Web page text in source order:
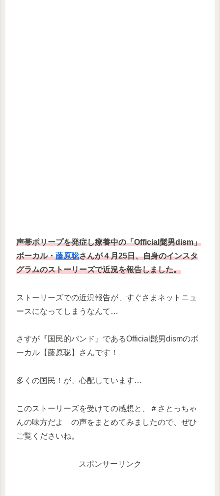
声帯ポリープを発症し療養中の「Official髭男dism」
ボーカル・藤原聡さんが４月25日、自身のインスタ
グラムのストーリーズで近況を報告しました。
ストーリーズでの近況報告が、すぐさまネットニュ
ースになってしまうなんて…
さすが『国民的バンド』であるOfficial髭男dismのボ
ーカル【藤原聡】さんです！
多くの国民！が、心配しています…
このストーリーズを受けての感想と、＃さとっちゃ
んの味方だよ の声をまとめてみましたので、ぜひ
ご覧くださいね。
スポンサーリンク